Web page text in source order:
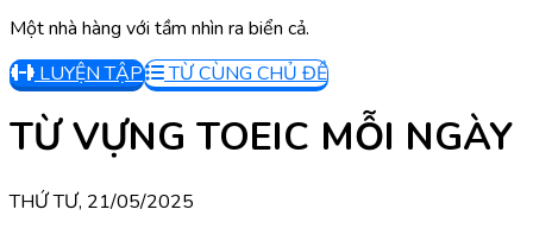
Một nhà hàng với tầm nhìn ra biển cả.
LUYỆN TẬP
TỪ CÙNG CHỦ ĐỀ
TỪ VỰNG TOEIC MỖI NGÀY
THỨ TƯ, 21/05/2025